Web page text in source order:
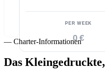
PER WEEK
0 €
— Charter-Informationen
Das Kleingedruckte,